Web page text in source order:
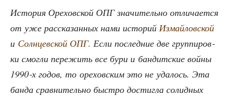
Исто­рия Оре­хов­ской ОПГ зна­чи­тель­но отли­ча­ет­ся
от уже рас­ска­зан­ных нами исто­рий Измай­лов­ской
и Солн­цев­ской ОПГ. Если послед­ние две груп­пи­ров­
ки смог­ли пере­жить все бури и бан­дит­ские вой­ны
1990‑х годов, то оре­хов­ским это не уда­лось. Эта
бан­да срав­ни­тель­но быст­ро достиг­ла солид­ных